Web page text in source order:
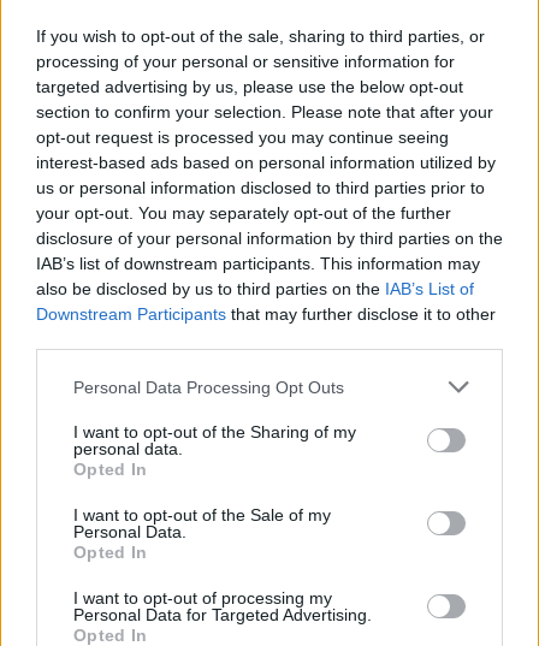
If you wish to opt-out of the sale, sharing to third parties, or
processing of your personal or sensitive information for
targeted advertising by us, please use the below opt-out
section to confirm your selection. Please note that after your
opt-out request is processed you may continue seeing
interest-based ads based on personal information utilized by
us or personal information disclosed to third parties prior to
your opt-out. You may separately opt-out of the further
disclosure of your personal information by third parties on the
IAB’s list of downstream participants. This information may
also be disclosed by us to third parties on the IAB’s List of
Downstream Participants that may further disclose it to other
Please note that this website/app uses one or more Google
not limited to your visit or usage behaviour. You may click to
grant or deny consent to Google and its third-party tags to
use your data for below specified purposes in below Google
consent section.
Personal Data Processing Opt Outs
I want to opt-out of the Sharing of my
personal data.
Opted In
I want to opt-out of the Sale of my
Personal Data.
Opted In
I want to opt-out of processing my
Personal Data for Targeted Advertising.
Opted In